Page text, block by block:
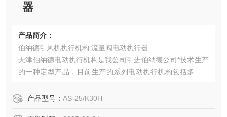
器
产品简介：
伯纳德引风机执行机构 流量阀电动执行器
天津伯纳德电动执行机构是我公司引进伯纳德公司*技术生产
的一种定型产品，目前生产的系列电动执行机构包括多转、
(开关型)及各种特殊型的执行机构。关键元器件全部进口，零
产品型号： AS-25/K30H